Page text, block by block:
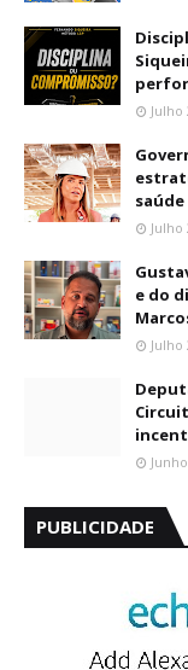
Julho
saúde
Julho
e do
Julho
PUBLICIDADE